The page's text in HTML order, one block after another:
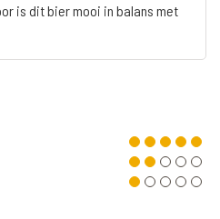
is dit bier mooi in balans met